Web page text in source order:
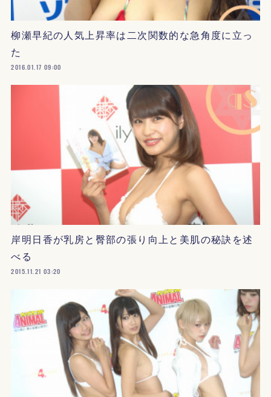
柳瀬早紀の人気上昇率は二次関数的な急角度に立っ
た
2016.01.17 09:00
岸明日香が乳房と臀部の張り向上と美肌の秘訣を述
べる
2015.11.21 03:20